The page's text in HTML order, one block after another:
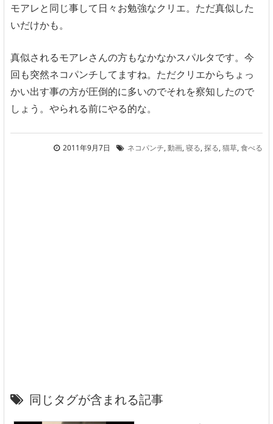
モアレと同じ事して日々お勉強なクリエ。ただ真似した
いだけかも。
真似されるモアレさんの方もなかなかスパルタです。今
回も突然ネコパンチしてますね。ただクリエからちょっ
かい出す事の方が圧倒的に多いのでそれを察知したので
しょう。やられる前にやる的な。
2011年9月7日 ネコパンチ,動画,寝る,探る,猫草,食べる
同じタグが含まれる記事